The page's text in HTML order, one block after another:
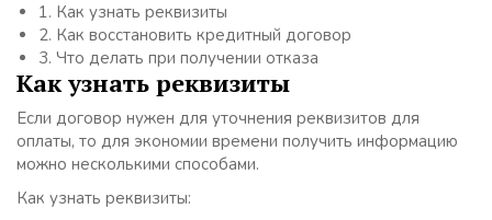
1. Как узнать реквизиты
2. Как восстановить кредитный договор
3. Что делать при получении отказа
Как узнать реквизиты
Если договор нужен для уточнения реквизитов для
оплаты, то для экономии времени получить информацию
можно несколькими способами.
Как узнать реквизиты: